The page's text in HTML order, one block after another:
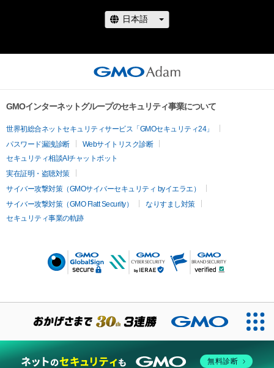
GMOインターネットグループのセキュリティ事業について
世界初総合ネットセキュリティサービス「GMOセキュリティ24」
パスワード漏洩診断
Webサイトリスク診断
セキュリティ相談AIチャットボット
実在証明・盗聴対策
サイバー攻撃対策（GMOサイバーセキュリティ byイエラエ）
サイバー攻撃対策（GMO Flatt Security）
なりすまし対策
セキュリティ事業の軌跡
無料診断